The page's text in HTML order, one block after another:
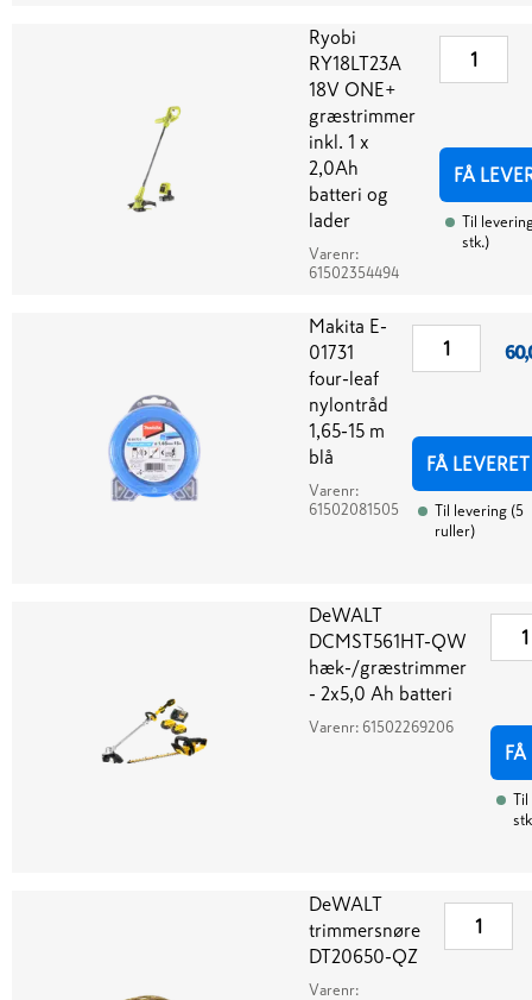
Ryobi
RY18LT23A
18V ONE+
græstrimmer
inkl. 1 x
2,0Ah
batteri og
lader
Varenr:
61502354494
FÅ
Til
stk.)
Makita E-
01731
four-leaf
nylontråd
1,65-15 m
blå
Varenr:
61502081505
FÅ LEVERET
Til levering (5
ruller)
DeWALT
DCMST561HT-QW
hæk-/græstrimmer
- 2x5,0 Ah batteri
Varenr: 61502269206
Til
DeWALT
trimmersnøre
DT20650-QZ
Varenr: